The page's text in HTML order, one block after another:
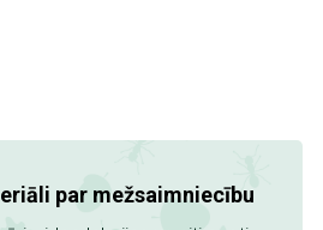
par mežsaimniecību